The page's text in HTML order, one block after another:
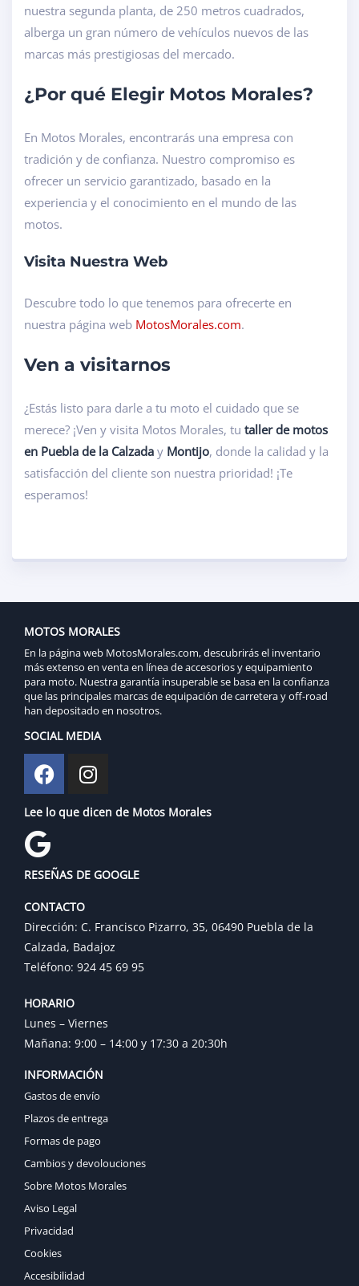
nuestra segunda planta, de 250 metros cuadrados,
alberga un gran número de vehículos nuevos de las
marcas más prestigiosas del mercado.
¿Por qué Elegir Motos Morales?
En Motos Morales, encontrarás una empresa con
tradición y de confianza. Nuestro compromiso es
ofrecer un servicio garantizado, basado en la
experiencia y el conocimiento en el mundo de las
motos.
Visita Nuestra Web
Descubre todo lo que tenemos para ofrecerte en
nuestra página web MotosMorales.com.
Ven a visitarnos
¿Estás listo para darle a tu moto el cuidado que se
merece? ¡Ven y visita Motos Morales, tu taller de motos
en Puebla de la Calzada y Montijo, donde la calidad y la
satisfacción del cliente son nuestra prioridad! ¡Te
esperamos!
MOTOS MORALES
En la página web MotosMorales.com, descubrirás el inventario
más extenso en venta en línea de accesorios y equipamiento
para moto. Nuestra garantía insuperable se basa en la confianza
que las principales marcas de equipación de carretera y off-road
han depositado en nosotros.
SOCIAL MEDIA
Lee lo que dicen de Motos Morales
RESEÑAS DE GOOGLE
CONTACTO
Dirección: C. Francisco Pizarro, 35, 06490 Puebla de la
Calzada, Badajoz
Teléfono: 924 45 69 95
HORARIO
Lunes – Viernes
Mañana: 9:00 – 14:00 y 17:30 a 20:30h
INFORMACIÓN
Gastos de envío
Plazos de entrega
Formas de pago
Cambios y devolouciones
Sobre Motos Morales
Aviso Legal
Privacidad
Cookies
Accesibilidad